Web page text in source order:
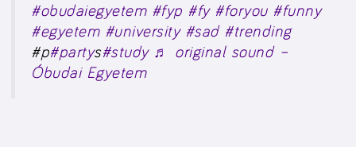
#obudaiegyetem #fyp #fy #foryou #funny
#egyetem #university #sad #trending
#p#partys#study ♬ original sound –
Óbudai Egyetem